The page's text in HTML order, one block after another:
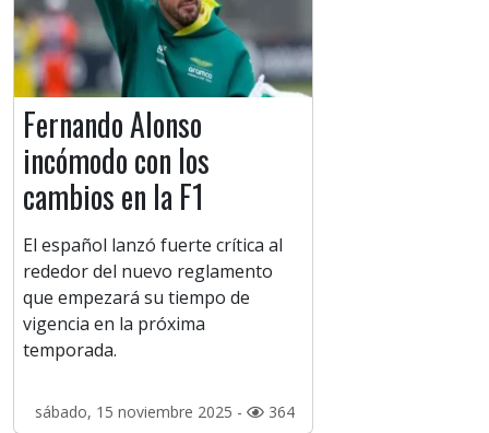
Fernando Alonso
incómodo con los
cambios en la F1
El español lanzó fuerte crítica al
rededor del nuevo reglamento
que empezará su tiempo de
vigencia en la próxima
temporada.
sábado, 15 noviembre 2025 - 364